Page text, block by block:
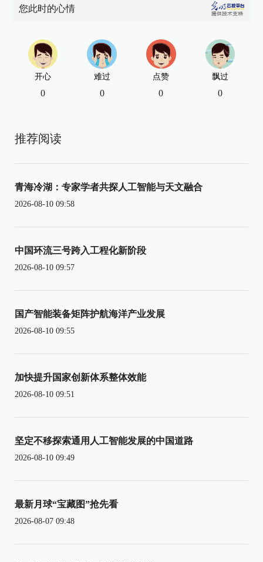
您此时的心情
开心
0
难过
0
点赞
0
飘过
0
推荐阅读
青海冷湖：专家学者共探人工智能与天文融合
2026-08-10 09:58
中国环流三号跨入工程化新阶段
2026-08-10 09:57
国产智能装备矩阵护航海洋产业发展
2026-08-10 09:55
加快提升国家创新体系整体效能
2026-08-10 09:51
坚定不移探索通用人工智能发展的中国道路
2026-08-10 09:49
最新月球“宝藏图”抢先看
2026-08-07 09:48